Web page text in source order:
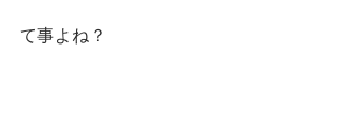
て事よね？